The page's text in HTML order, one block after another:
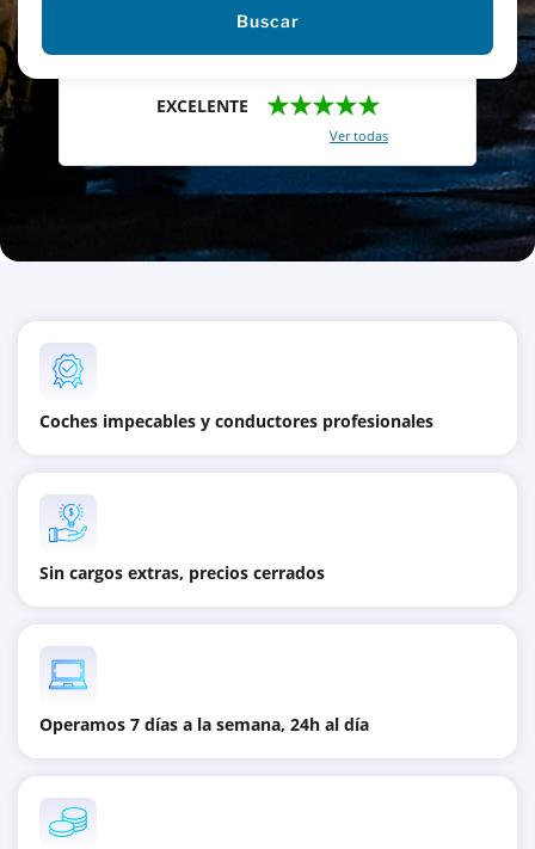
Buscar
EXCELENTE ★★★★★
Ver todas
Coches impecables y conductores profesionales
Sin cargos extras, precios cerrados
Operamos 7 días a la semana, 24h al día